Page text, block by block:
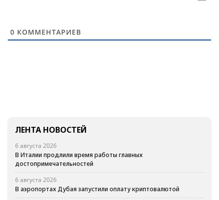
0 КОММЕНТАРИЕВ
ЛЕНТА НОВОСТЕЙ
6 августа 2026
В Италии продлили время работы главных
достопримечательностей
6 августа 2026
В аэропортах Дубая запустили оплату криптовалютой